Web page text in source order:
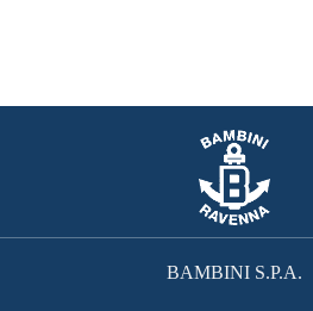
BAMBINI S.P.A.